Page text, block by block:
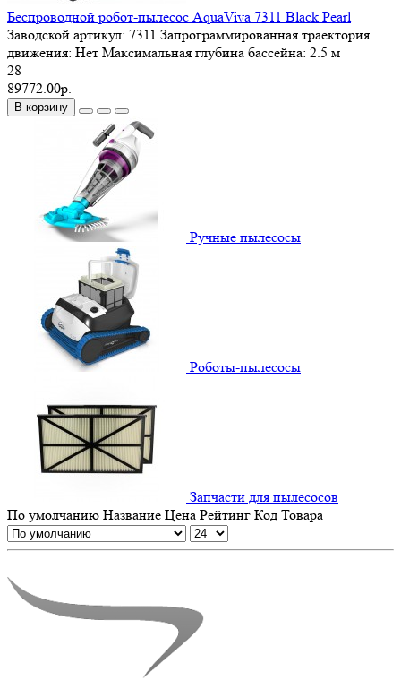
Беспроводной робот-пылесос AquaViva 7311 Black Pearl
Заводской артикул: 7311 Запрограммированная траектория
движения: Нет Максимальная глубина бассейна: 2.5 м
28
89772.00р.
В корзину
Ручные пылесосы
Роботы-пылесосы
Запчасти для пылесосов
По умолчанию Название Цена Рейтинг Код Товара